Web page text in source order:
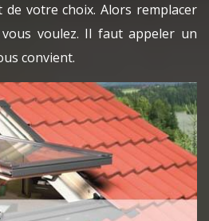
votre choix. Alors remplacer
voulez. Il faut appeler un
convient.